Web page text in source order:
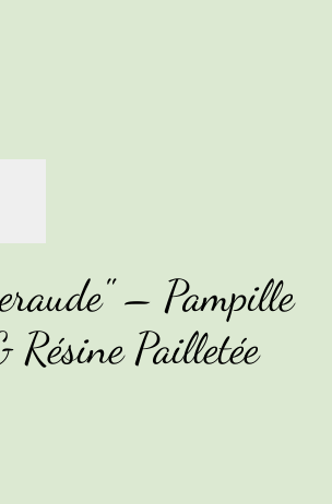
– Pampille
Résine Pailletée